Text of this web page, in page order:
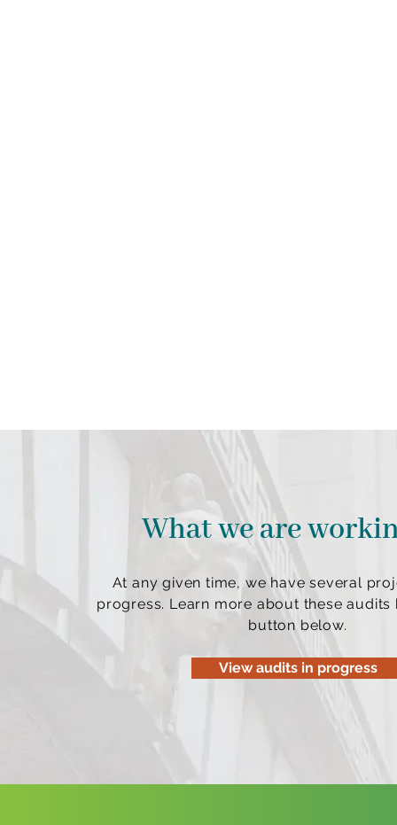
What we are
At any given time, we have several
progress. Learn more about these audits
button below.
View audits in progress